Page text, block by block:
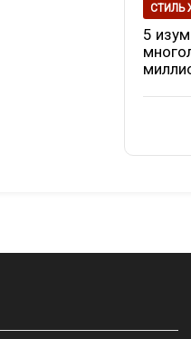
СТИЛЬ
5